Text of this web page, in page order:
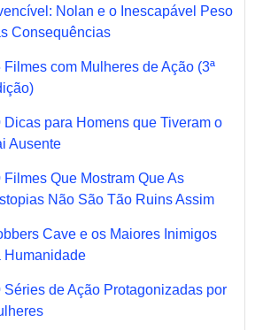
Nolan e o Inescapável Peso
Consequências
Filmes com Mulheres de Ação (3ª
Dicas para Homens que Tiveram o
Ausente
Filmes Que Mostram Que As
Não São Tão Ruins Assim
Cave e os Maiores Inimigos
Humanidade
Séries de Ação Protagonizadas por